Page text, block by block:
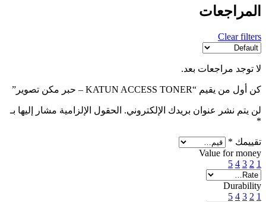
المراجعات
Clear filters
لا توجد مراجعات بعد.
كن أول من يقيم “KATUN ACCESS TONER – حبر مكن تصوير”
لن يتم نشر عنوان بريدك الإلكتروني. الحقول الإلزامية مشار إليها بـ
*
تقييمك *
Value for money
1
2
3
4
5
Durability
1
2
3
4
5